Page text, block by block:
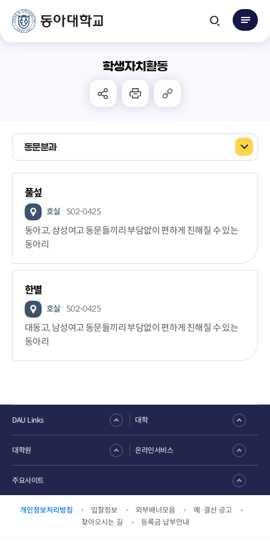
학생자치활동
동문분과
풀섶
호실 S02-0425
동아고, 삼성여고 동문들끼리 부담없이 편하게 친해질 수 있는
동아리
한별
호실 S02-0425
대동고, 남성여고 동문들끼리 부담없이 편하게 친해질 수 있는
동아리
개인정보처리방침 입찰정보 외부배너모음
예·결산 공고
찾아오시는 길
등록금 납부안내
DAU Links 대학
대학원 온라인서비스
주요사이트